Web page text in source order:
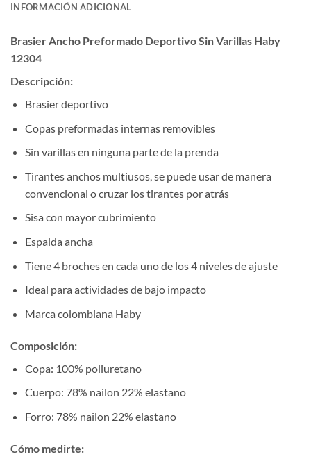
INFORMACIÓN ADICIONAL
Brasier Ancho Preformado Deportivo Sin Varillas Haby
12304
Descripción:
Brasier deportivo
Copas preformadas internas removibles
Sin varillas en ninguna parte de la prenda
Tirantes anchos multiusos, se puede usar de manera
convencional o cruzar los tirantes por atrás
Sisa con mayor cubrimiento
Espalda ancha
Tiene 4 broches en cada uno de los 4 niveles de ajuste
Ideal para actividades de bajo impacto
Marca colombiana Haby
Composición:
Copa: 100% poliuretano
Cuerpo: 78% nailon 22% elastano
Forro: 78% nailon 22% elastano
Cómo medirte: